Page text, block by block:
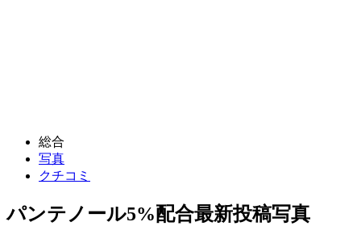
総合
写真
クチコミ
パンテノール5%配合最新投稿写真